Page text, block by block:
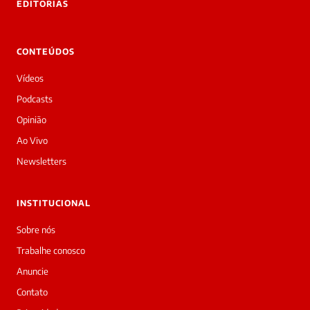
Boa
Sou
a
daqui
do
Prime.
Redação
acabou
de
cobrir
matéria
—
EDITORIAS
CONTEÚDOS
Vídeos
Podcasts
Opinião
Ao Vivo
Newsletters
INSTITUCIONAL
Sobre nós
Trabalhe conosco
Anuncie
Contato